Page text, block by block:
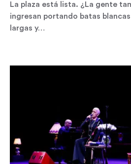
La plaza está lista. ¿La gente
ingresan portando batas
largas y…